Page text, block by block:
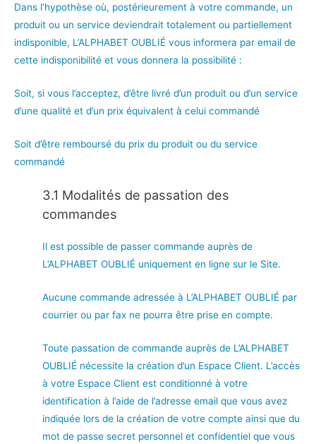
Dans l’hypothèse où, postérieurement à votre commande, un
produit ou un service deviendrait totalement ou partiellement
indisponible, L’ALPHABET OUBLIÉ vous informera par email de
cette indisponibilité et vous donnera la possibilité :
Soit, si vous l’acceptez, d’être livré d’un produit ou d’un service
d’une qualité et d’un prix équivalent à celui commandé
Soit d’être remboursé du prix du produit ou du service
commandé
3.1 Modalités de passation des
commandes
Il est possible de passer commande auprès de
L’ALPHABET OUBLIÉ uniquement en ligne sur le Site.
Aucune commande adressée à L’ALPHABET OUBLIÉ par
courrier ou par fax ne pourra être prise en compte.
Toute passation de commande auprès de L’ALPHABET
OUBLIÉ nécessite la création d’un Espace Client. L’accès
à votre Espace Client est conditionné à votre
identification à l’aide de l’adresse email que vous avez
indiquée lors de la création de votre compte ainsi que du
mot de passe secret personnel et confidentiel que vous